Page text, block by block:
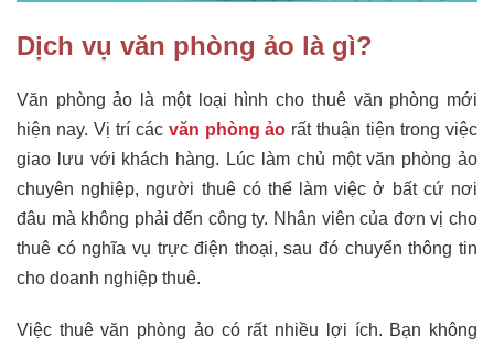
Dịch vụ văn phòng ảo là gì?
Văn phòng ảo là một loại hình cho thuê văn phòng mới
hiện nay. Vị trí các văn phòng ảo rất thuận tiện trong việc
giao lưu với khách hàng. Lúc làm chủ một văn phòng ảo
chuyên nghiệp, người thuê có thể làm việc ở bất cứ nơi
đâu mà không phải đến công ty. Nhân viên của đơn vị cho
thuê có nghĩa vụ trực điện thoại, sau đó chuyển thông tin
cho doanh nghiệp thuê.
Việc thuê văn phòng ảo có rất nhiều lợi ích. Bạn không